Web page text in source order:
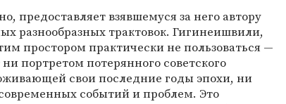
предоставляет взявшемуся за него автору
разнообразных трактовок. Гигинеишвили,
простором практически не пользоваться —
портретом потерянного советского
свои последние годы эпохи, ни
событий и проблем. Это